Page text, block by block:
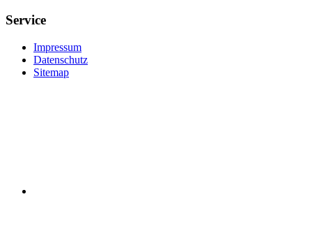
Service
Impressum
Datenschutz
Sitemap